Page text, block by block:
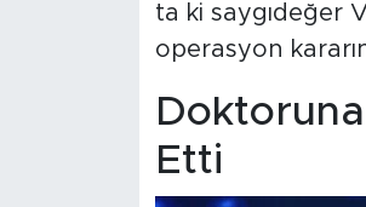
ta ki saygıdeğer
operasyon
Etti